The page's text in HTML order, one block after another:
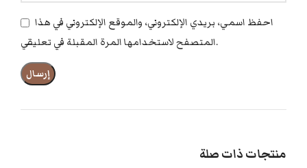
احفظ اسمي، بريدي الإلكتروني، والموقع الإلكتروني في هذا
المتصفح لاستخدامها المرة المقبلة في تعليقي.
منتجات ذات صلة